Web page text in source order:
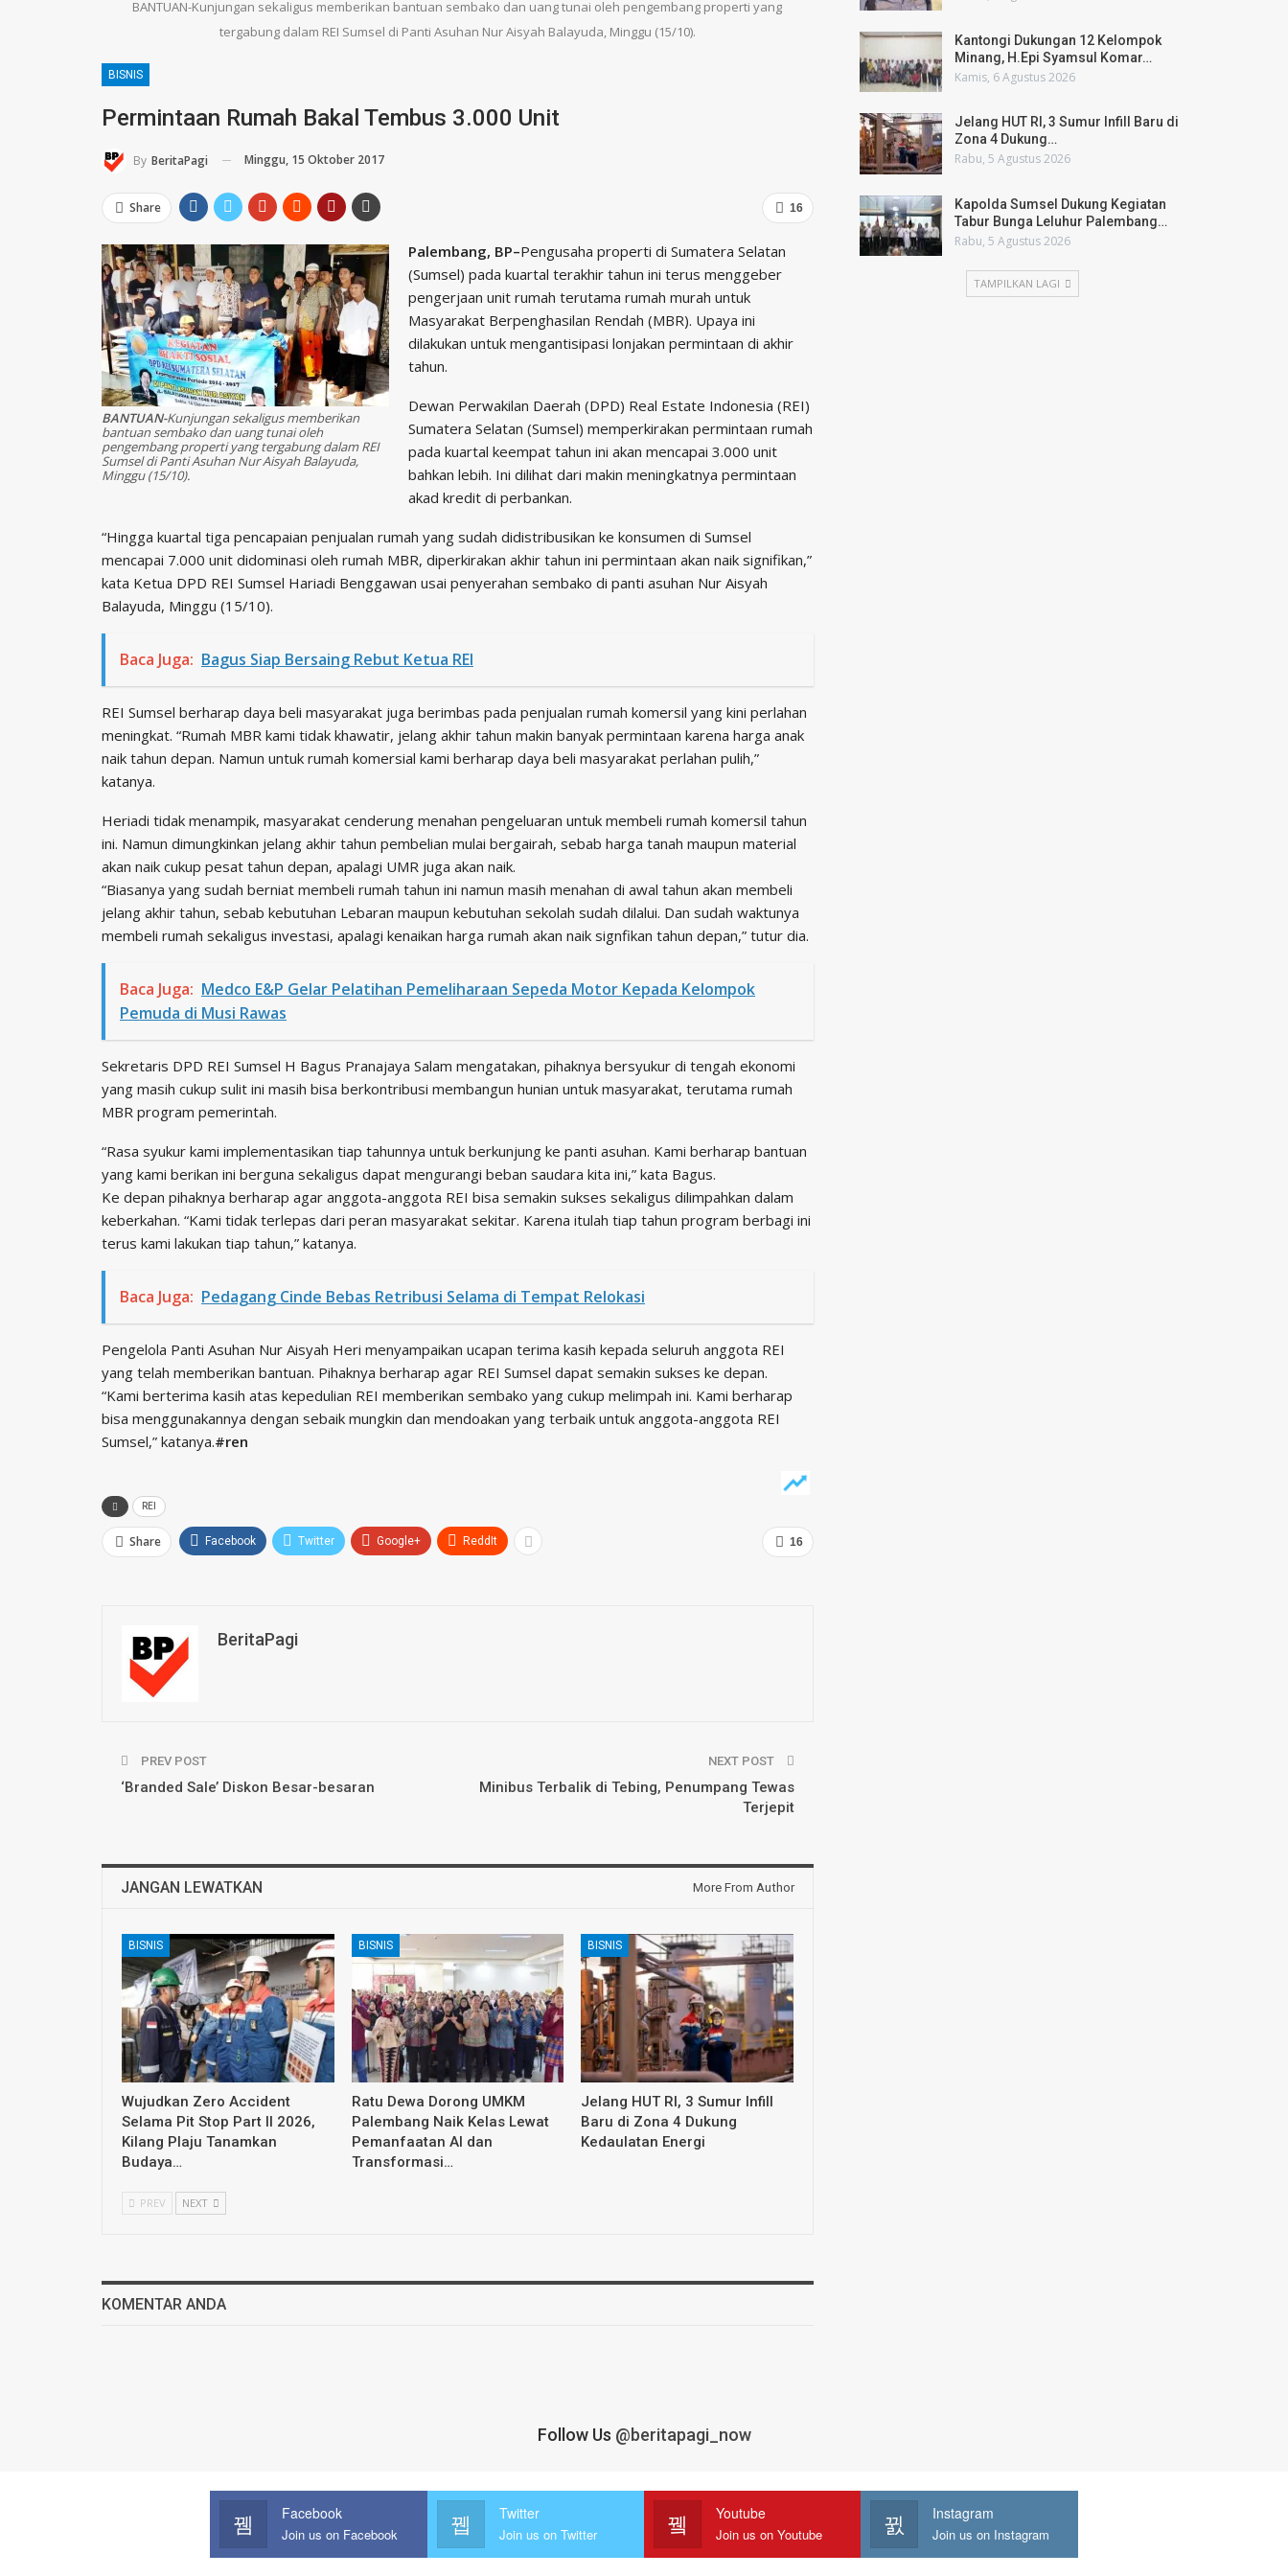
BANTUAN-Kunjungan sekaligus memberikan bantuan sembako dan uang tunai oleh pengembang properti yang
tergabung dalam REI Sumsel di Panti Asuhan Nur Aisyah Balayuda, Minggu (15/10).
BISNIS
Permintaan Rumah Bakal Tembus 3.000 Unit
By BeritaPagi Minggu, 15 Oktober 2017
16
Share
BANTUAN-Kunjungan sekaligus memberikan
bantuan sembako dan uang tunai oleh
pengembang properti yang tergabung dalam REI
Sumsel di Panti Asuhan Nur Aisyah Balayuda,
Minggu (15/10).
Palembang, BP–Pengusaha properti di Sumatera Selatan
(Sumsel) pada kuartal terakhir tahun ini terus menggeber
pengerjaan unit rumah terutama rumah murah untuk
Masyarakat Berpenghasilan Rendah (MBR). Upaya ini
dilakukan untuk mengantisipasi lonjakan permintaan di akhir
tahun.
Dewan Perwakilan Daerah (DPD) Real Estate Indonesia (REI)
Sumatera Selatan (Sumsel) memperkirakan permintaan rumah
pada kuartal keempat tahun ini akan mencapai 3.000 unit
bahkan lebih. Ini dilihat dari makin meningkatnya permintaan
akad kredit di perbankan.
“Hingga kuartal tiga pencapaian penjualan rumah yang sudah didistribusikan ke konsumen di Sumsel
mencapai 7.000 unit didominasi oleh rumah MBR, diperkirakan akhir tahun ini permintaan akan naik signifikan,”
kata Ketua DPD REI Sumsel Hariadi Benggawan usai penyerahan sembako di panti asuhan Nur Aisyah
Balayuda, Minggu (15/10).
Baca Juga: Bagus Siap Bersaing Rebut Ketua REI
REI Sumsel berharap daya beli masyarakat juga berimbas pada penjualan rumah komersil yang kini perlahan
meningkat. “Rumah MBR kami tidak khawatir, jelang akhir tahun makin banyak permintaan karena harga anak
naik tahun depan. Namun untuk rumah komersial kami berharap daya beli masyarakat perlahan pulih,”
katanya.
Heriadi tidak menampik, masyarakat cenderung menahan pengeluaran untuk membeli rumah komersil tahun
ini. Namun dimungkinkan jelang akhir tahun pembelian mulai bergairah, sebab harga tanah maupun material
akan naik cukup pesat tahun depan, apalagi UMR juga akan naik.
“Biasanya yang sudah berniat membeli rumah tahun ini namun masih menahan di awal tahun akan membeli
jelang akhir tahun, sebab kebutuhan Lebaran maupun kebutuhan sekolah sudah dilalui. Dan sudah waktunya
membeli rumah sekaligus investasi, apalagi kenaikan harga rumah akan naik signfikan tahun depan,” tutur dia.
Baca Juga: Medco E&P Gelar Pelatihan Pemeliharaan Sepeda Motor Kepada Kelompok
Pemuda di Musi Rawas
Sekretaris DPD REI Sumsel H Bagus Pranajaya Salam mengatakan, pihaknya bersyukur di tengah ekonomi
yang masih cukup sulit ini masih bisa berkontribusi membangun hunian untuk masyarakat, terutama rumah
MBR program pemerintah.
“Rasa syukur kami implementasikan tiap tahunnya untuk berkunjung ke panti asuhan. Kami berharap bantuan
yang kami berikan ini berguna sekaligus dapat mengurangi beban saudara kita ini,” kata Bagus.
Ke depan pihaknya berharap agar anggota-anggota REI bisa semakin sukses sekaligus dilimpahkan dalam
keberkahan. “Kami tidak terlepas dari peran masyarakat sekitar. Karena itulah tiap tahun program berbagi ini
terus kami lakukan tiap tahun,” katanya.
Baca Juga: Pedagang Cinde Bebas Retribusi Selama di Tempat Relokasi
Pengelola Panti Asuhan Nur Aisyah Heri menyampaikan ucapan terima kasih kepada seluruh anggota REI
yang telah memberikan bantuan. Pihaknya berharap agar REI Sumsel dapat semakin sukses ke depan.
“Kami berterima kasih atas kepedulian REI memberikan sembako yang cukup melimpah ini. Kami berharap
bisa menggunakannya dengan sebaik mungkin dan mendoakan yang terbaik untuk anggota-anggota REI
Sumsel,” katanya.#ren
REI
16
Share Facebook Twitter Google+ ReddIt
BeritaPagi
PREV POST
‘Branded Sale’ Diskon Besar-besaran
NEXT POST
Minibus Terbalik di Tebing, Penumpang Tewas
Terjepit
JANGAN LEWATKAN More From Author
BISNIS
Wujudkan Zero Accident
Selama Pit Stop Part II 2026,
Kilang Plaju Tanamkan
Budaya…
BISNIS
Ratu Dewa Dorong UMKM
Palembang Naik Kelas Lewat
Pemanfaatan AI dan
Transformasi…
BISNIS
Jelang HUT RI, 3 Sumur Infill
Baru di Zona 4 Dukung
Kedaulatan Energi
PREV NEXT
KOMENTAR ANDA
Kantongi Dukungan 12 Kelompok
Minang, H.Epi Syamsul Komar…
Kamis, 6 Agustus 2026
Jelang HUT RI, 3 Sumur Infill Baru di
Zona 4 Dukung…
Rabu, 5 Agustus 2026
Kapolda Sumsel Dukung Kegiatan
Tabur Bunga Leluhur Palembang…
Rabu, 5 Agustus 2026
TAMPILKAN LAGI
Follow Us @beritapagi_now
Facebook
Join us on Facebook
Twitter
Join us on Twitter
Youtube
Join us on Youtube
Instagram
Join us on Instagram